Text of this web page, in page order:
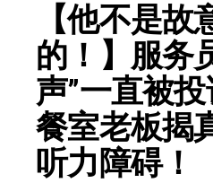
【他不是故
的！】服务
声”一直被
餐室老板揭
听力障碍！